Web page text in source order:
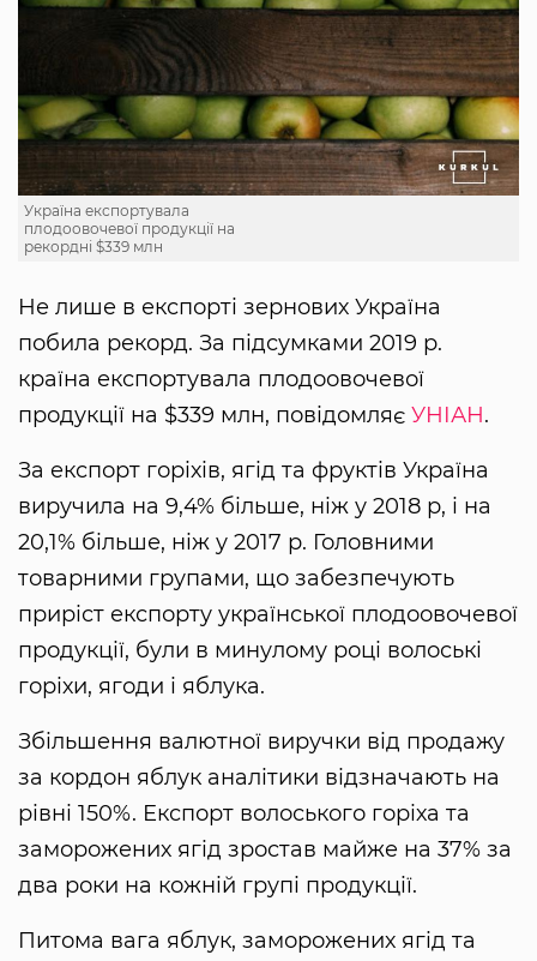
Україна експортувала
плодоовочевої продукції на
рекордні $339 млн
Не лише в експорті зернових Україна
побила рекорд. За підсумками 2019 р.
країна експортувала плодоовочевої
продукції на $339 млн, повідомляє УНІАН.
За експорт горіхів, ягід та фруктів Україна
виручила на 9,4% більше, ніж у 2018 р, і на
20,1% більше, ніж у 2017 р. Головними
товарними групами, що забезпечують
приріст експорту української плодоовочевої
продукції, були в минулому році волоські
горіхи, ягоди і яблука.
Збільшення валютної виручки від продажу
за кордон яблук аналітики відзначають на
рівні 150%. Експорт волоського горіха та
заморожених ягід зростав майже на 37% за
два роки на кожній групі продукції.
Питома вага яблук, заморожених ягід та